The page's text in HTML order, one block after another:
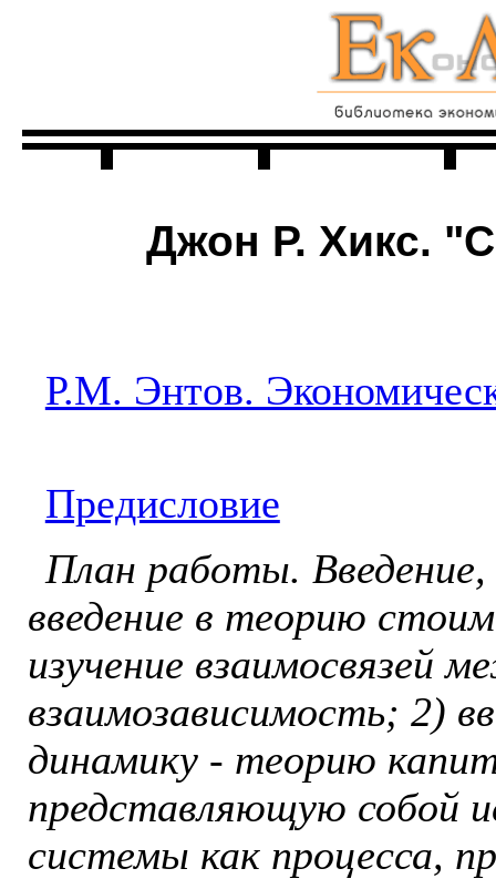
Джон Р. Хикс.
Р.М. Энтов.
Предисловие
План работы.
введение в теорию
изучение взаимосвязей
взаимозависимость; 2)
динамику - теорию
представляющую собой
системы как процесса,